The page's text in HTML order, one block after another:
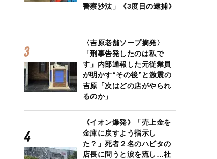
警察沙汰」《3度目の逮捕》
〈吉原老舗ソープ摘発〉
「刑事告発したのは私で
す」内部通報した元従業員
が明かす“その後”と激震の
吉原「次はどの店がやられ
るのか」
《イオン爆発》「売上金を
金庫に戻すよう指示し
た？」死者２名のハビタの
店長に問うと涙を流し…社